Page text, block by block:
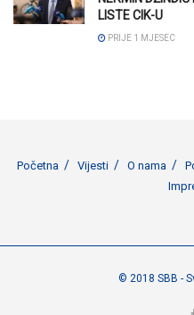
LISTE CIK-U
PRIJE 1 MJESEC
Početna Vijesti O nama
© 2018 SBB -